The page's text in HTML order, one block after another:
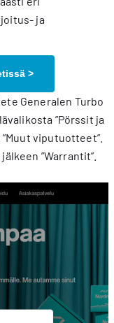
ja
>
Generalen Turbo
”Pörssit ja
viputuotteet”.
”Warrantit”.